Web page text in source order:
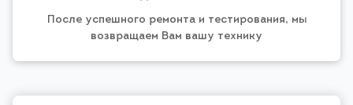
После успешного ремонта и тестирования, мы
возвращаем Вам вашу технику